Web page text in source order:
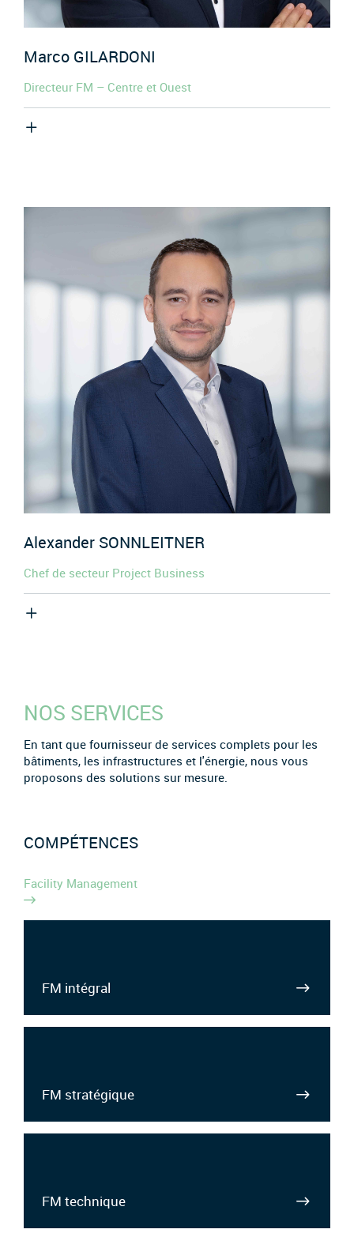
Marco GILARDONI
Directeur FM – Centre et Ouest
Alexander SONNLEITNER
Chef de secteur Project Business
NOS SERVICES
En tant que fournisseur de services complets pour les
bâtiments, les infrastructures et l'énergie, nous vous
proposons des solutions sur mesure.
COMPÉTENCES
Facility Management
FM intégral
FM stratégique
FM technique